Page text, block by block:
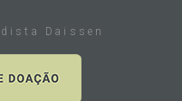
Daissen